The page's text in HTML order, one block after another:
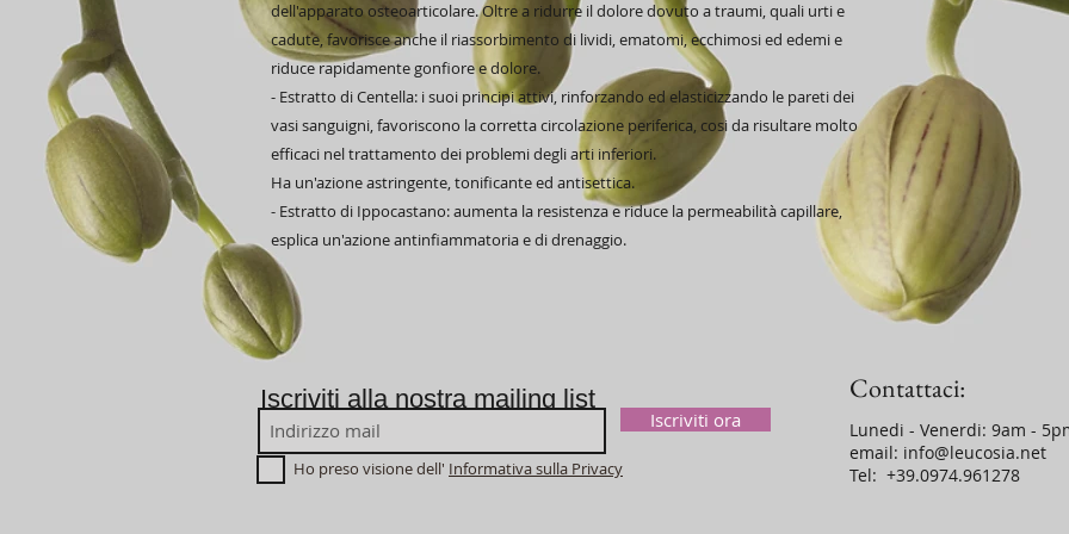
dell'apparato osteoarticolare. Oltre a ridurre il dolore dovuto a traumi, quali urti e
cadute, favorisce anche il riassorbimento di lividi, ematomi, ecchimosi ed edemi e
riduce rapidamente gonfiore e dolore.
- Estratto di Centella: i suoi principi attivi, rinforzando ed elasticizzando le pareti dei
vasi sanguigni, favoriscono la corretta circolazione periferica, cosi da risultare molto
efficaci nel trattamento dei problemi degli arti inferiori.
Ha un'azione astringente, tonificante ed antisettica.
- Estratto di Ippocastano: aumenta la resistenza e riduce la permeabilità capillare,
esplica un'azione antinfiammatoria e di drenaggio.
Iscriviti alla nostra mailing list
Iscriviti ora
Ho preso visione dell' Informativa sulla Privacy
Contattaci:
Lunedi - Venerdi: 9am -
email: info@leucosia.net
​​​​​​​​​​​​​​​​​​​​Tel: +39.0974.961278